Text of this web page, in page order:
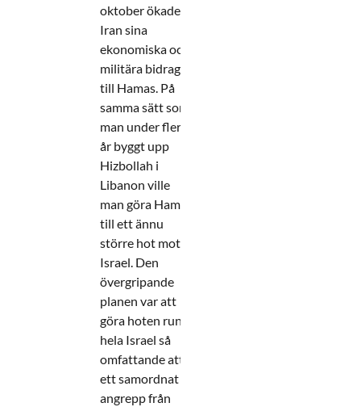
oktober ökade
Iran sina
ekonomiska och
militära bidrag
till Hamas. På
samma sätt som
man under flera
år byggt upp
Hizbollah i
Libanon ville
man göra Hamas
till ett ännu
större hot mot
Israel. Den
övergripande
planen var att
göra hoten runt
hela Israel så
omfattande att
ett samordnat
angrepp från